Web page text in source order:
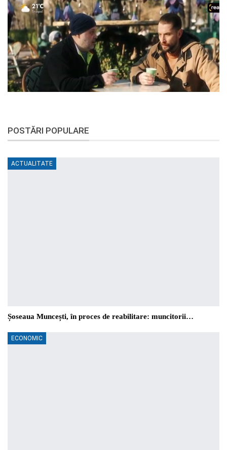
POSTĂRI POPULARE
ACTUALITATE
Șoseaua Muncești, în proces de reabilitare: muncitorii…
ECONOMIC